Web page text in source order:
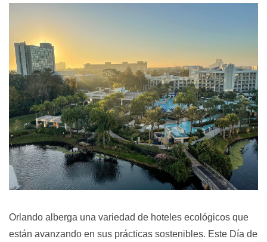
Orlando alberga una variedad de hoteles ecológicos que
están avanzando en sus prácticas sostenibles. Este Día de